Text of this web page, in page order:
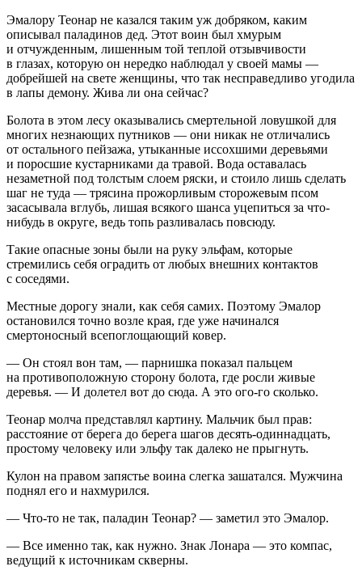
Эмалору Теонар не казался таким уж добряком, каким
описывал паладинов дед. Этот воин был хмурым
и отчужденным, лишенным той теплой отзывчивости
в глазах, которую он нередко наблюдал у своей мамы —
добрейшей на свете женщины, что так несправедливо угодила
в лапы демону. Жива ли она сейчас?
Болота в этом лесу оказывались смертельной ловушкой для
многих незнающих путников — они никак не отличались
от остального пейзажа, утыканные иссохшими деревьями
и поросшие кустарниками да травой. Вода оставалась
незаметной под толстым слоем ряски, и стоило лишь сделать
шаг не туда — трясина прожорливым сторожевым псом
засасывала вглубь, лишая всякого шанса уцепиться за что-
нибудь в округе, ведь топь разливалась повсюду.
Такие опасные зоны были на руку эльфам, которые
стремились себя оградить от любых внешних контактов
с соседями.
Местные дорогу знали, как себя самих. Поэтому Эмалор
остановился точно возле края, где уже начинался
смертоносный всепоглощающий ковер.
— Он стоял вон там, — парнишка показал пальцем
на противоположную сторону болота, где росли живые
деревья. — И долетел вот до сюда. А это ого-го сколько.
Теонар молча представлял картину. Мальчик был прав:
расстояние от берега до берега шагов десять-одиннадцать,
простому человеку или эльфу так далеко не прыгнуть.
Кулон на правом запястье воина слегка зашатался. Мужчина
поднял его и нахмурился.
— Что-то не так, паладин Теонар? — заметил это Эмалор.
— Все именно так, как нужно. Знак Лонара — это компас,
ведущий к источникам скверны.